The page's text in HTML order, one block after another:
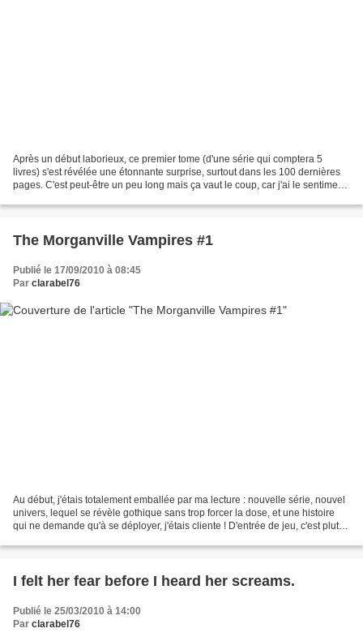
Après un début laborieux, ce premier tome (d'une série qui comptera 5
livres) s'est révélée une étonnante surprise, surtout dans les 100 dernières
pages. C'est peut-être un peu long mais ça vaut le coup, car j'ai le sentiment
The Morganville Vampires #1
Publié le 17/09/2010 à 08:45
Par clarabel76
Au début, j'étais totalement emballée par ma lecture : nouvelle série, nouvel
univers, lequel se révèle gothique sans trop forcer la dose, et une histoire
qui ne demande qu'à se déployer, j'étais cliente ! D'entrée de jeu, c'est plutôt
I felt her fear before I heard her screams.
Publié le 25/03/2010 à 14:00
Par clarabel76